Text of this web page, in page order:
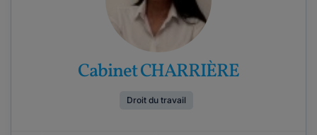
Cabinet CHARRIÈRE
Droit du travail